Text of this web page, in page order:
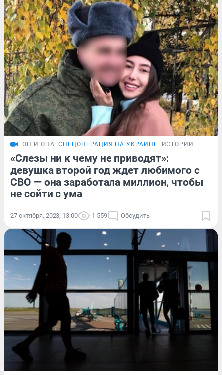
ОН И ОНА СПЕЦОПЕРАЦИЯ НА УКРАИНЕ ИСТОРИИ
«Слезы ни к чему не приводят»:
девушка второй год ждет любимого с
СВО — она заработала миллион, чтобы
не сойти с ума
27 октября, 2023, 13:00 1 559 Обсудить